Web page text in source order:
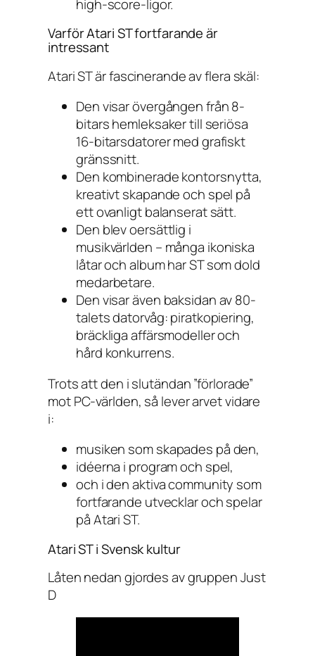
high-score-ligor.
Varför Atari ST fortfarande är
intressant
Atari ST är fascinerande av flera skäl:
Den visar övergången från 8-
bitars hemleksaker till seriösa
16-bitarsdatorer med grafiskt
gränssnitt.
Den kombinerade kontorsnytta,
kreativt skapande och spel på
ett ovanligt balanserat sätt.
Den blev oersättlig i
musikvärlden – många ikoniska
låtar och album har ST som dold
medarbetare.
Den visar även baksidan av 80-
talets datorvåg: piratkopiering,
bräckliga affärsmodeller och
hård konkurrens.
Trots att den i slutändan ”förlorade”
mot PC-världen, så lever arvet vidare
i:
musiken som skapades på den,
idéerna i program och spel,
och i den aktiva community som
fortfarande utvecklar och spelar
på Atari ST.
Atari ST i Svensk kultur
Låten nedan gjordes av gruppen Just
D